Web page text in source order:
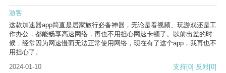
游客
这款加速器app简直是居家旅行必备神器，无论是看视频、玩游戏还是工
作办公，都能畅享高速网络，再也不用担心网速卡顿了。以前出差的时
候，经常因为网速慢而无法正常使用网络，现在有了这个app，我再也不
用担心了。
2024-01-10
支持[0] 反对[0]